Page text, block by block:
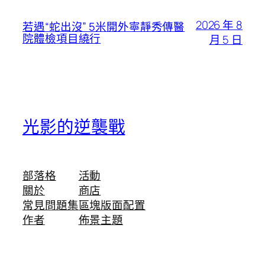
若遇“蛇出沒” 5米開外寧靜秀傳醫
院體檢項目繞行
2026 年 8
月 5 日
光影的逆襲戰
部落格
關於
常見問題集
作者
活動
商店
區塊版面配置
佈景主題